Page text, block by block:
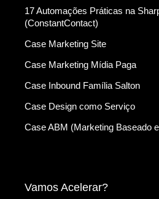
17 Automações Práticas na
(ConstantContact)
Case Marketing Site
Case Marketing Mídia Paga
Case Inbound Família Salton
Case Design como Serviço
Case ABM (Marketing Baseado
Vamos Acelerar?